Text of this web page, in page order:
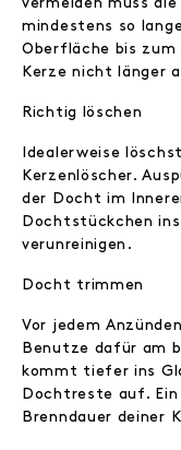
mindestens so
Oberfläche bis zum
Kerze nicht länger
Richtig löschen
Idealerweise
Kerzenlöscher.
der Docht im
Dochtstückchen
verunreinigen.
Docht trimmen
Vor jedem
Benutze dafür am
kommt tiefer ins
Dochtreste auf.
Brenndauer deiner